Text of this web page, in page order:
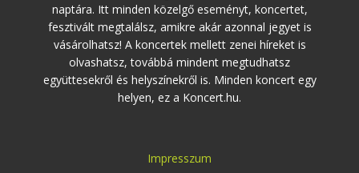
naptára. Itt minden közelgő eseményt, koncertet,
fesztivált megtalálsz, amikre akár azonnal jegyet is
vásárolhatsz! A koncertek mellett zenei híreket is
olvashatsz, továbbá mindent megtudhatsz
együttesekről és helyszínekről is. Minden koncert egy
helyen, ez a Koncert.hu.
Impresszum